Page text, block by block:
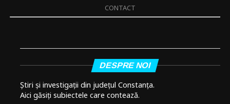
CONTACT
DESPRE NOI
Știri și investigații din județul Constanța.
Aici găsiți subiectele care contează.